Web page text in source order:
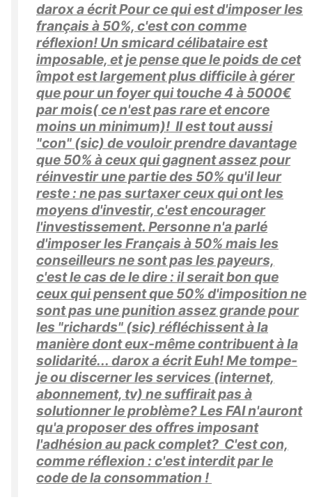
darox a écrit Pour ce qui est d'imposer les
français à 50%, c'est con comme
réflexion! Un smicard célibataire est
imposable, et je pense que le poids de cet
împot est largement plus difficile à gérer
que pour un foyer qui touche 4 à 5000€
par mois( ce n'est pas rare et encore
moins un minimum)! Il est tout aussi
"con" (sic) de vouloir prendre davantage
que 50% à ceux qui gagnent assez pour
réinvestir une partie des 50% qu'il leur
reste : ne pas surtaxer ceux qui ont les
moyens d'investir, c'est encourager
l'investissement. Personne n'a parlé
d'imposer les Français à 50% mais les
conseilleurs ne sont pas les payeurs,
c'est le cas de le dire : il serait bon que
ceux qui pensent que 50% d'imposition ne
sont pas une punition assez grande pour
les "richards" (sic) réfléchissent à la
manière dont eux-même contribuent à la
solidarité... darox a écrit Euh! Me tompe-
je ou discerner les services (internet,
abonnement, tv) ne suffirait pas à
solutionner le problème? Les FAI n'auront
qu'a proposer des offres imposant
l'adhésion au pack complet? C'est con,
comme réflexion : c'est interdit par le
code de la consommation !